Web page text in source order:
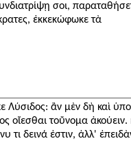
σοι,
ἐκκεκώφωκε τὰ
Λύσιδος: ἂν μὲν δὴ καὶ
οἴεσθαι τοὔνομα ἀκούειν.
τι δεινά ἐστιν, ἀλλ'